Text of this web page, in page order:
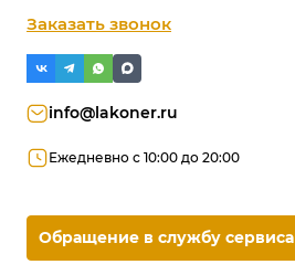
Заказать звонок
info@lakoner.ru
Ежедневно с 10:00 до 20:00
Обращение в службу сервиса